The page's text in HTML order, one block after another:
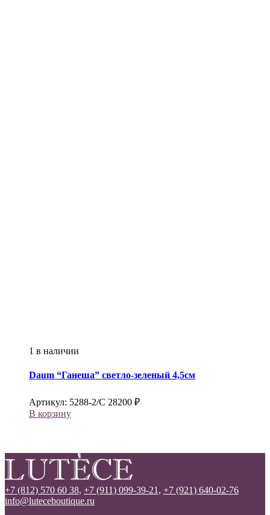
1 в наличии
Daum “Ганеша” светло-зеленый 4,5см
Артикул: 5288-2/С 28200 ₽
В корзину
+7 (812) 570 60 38, +7 (911) 099-39-21, +7 (921) 640-02-76
info@luteceboutique.ru